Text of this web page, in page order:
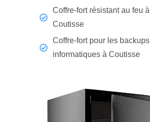
Coffre-fort résistant au feu à
Coutisse
Coffre-fort pour les backups
informatiques à Coutisse